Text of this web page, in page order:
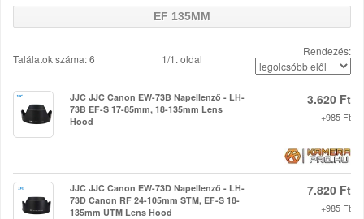
EF 135MM
Találatok száma: 6 1/1. oldal
Rendezés:
JJC JJC Canon EW-73B Napellenző - LH-
73B EF-S 17-85mm, 18-135mm Lens
Hood
3.620 Ft
+985 Ft
JJC JJC Canon EW-73D Napellenző - LH-
73D Canon RF 24-105mm STM, EF-S 18-
135mm UTM Lens Hood
7.820 Ft
+985 Ft